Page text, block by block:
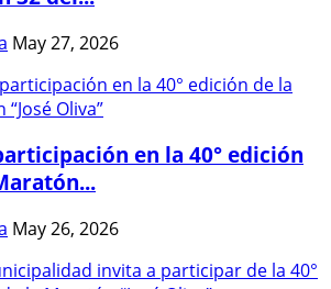
May 27, 2026
en la 40° edición
May 26, 2026